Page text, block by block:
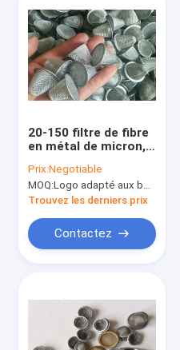
20-150 filtre de fibre
en métal de micron,
rectangulaire 100
Mesh Water Filter
Prix:Negotiable
MOQ:Logo adapté aux besoins du client (Min. Order : 300 morceaux) d'emballage adapté aux besoins du clie
Trouvez les derniers prix
Contactez